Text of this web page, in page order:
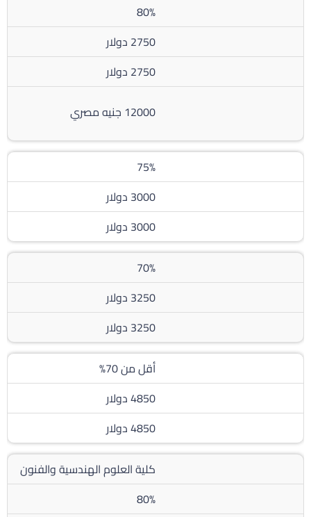
80%
2750 دولار
2750 دولار
12000 جنيه مصري
75%
3000 دولار
3000 دولار
70%
3250 دولار
3250 دولار
أقل من 70%
4850 دولار
4850 دولار
كلية العلوم الهندسية والفنون
80%